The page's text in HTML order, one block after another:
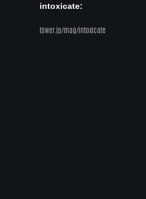
intoxicate:
tower.jp/mag/intoxicate